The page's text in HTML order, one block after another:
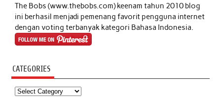
The Bobs (www.thebobs.com) keenam tahun 2010 blog
ini berhasil menjadi pemenang favorit pengguna internet
dengan voting terbanyak kategori Bahasa Indonesia.
CATEGORIES
Categories